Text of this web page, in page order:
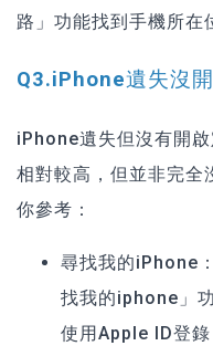
路」功能找到手機所在
Q3.iPhone遺失沒
iPhone遺失但沒有開
相對較高，但並非完全
你參考：
尋找我的iPhone
找我的iphone 」
使用Apple ID登錄